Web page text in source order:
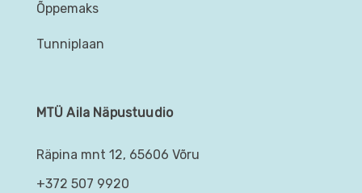
Õppemaks
Tunniplaan
MTÜ Aila Näpustuudio
Räpina mnt 12, 65606 Võru
+372 507 9920